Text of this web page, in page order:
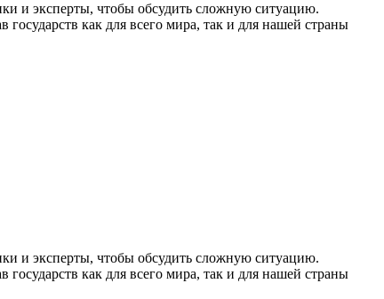
и эксперты, чтобы обсудить сложную ситуацию.
как для всего мира, так и для нашей страны
и эксперты, чтобы обсудить сложную ситуацию.
как для всего мира, так и для нашей страны